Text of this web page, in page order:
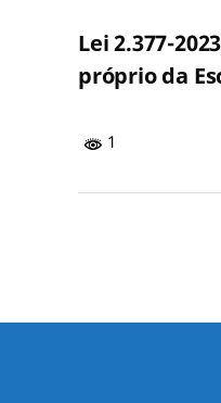
Lei 2.377-
próprio da
1
posts